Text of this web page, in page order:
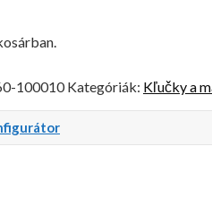
100010 Kategóriák: Kľučky a